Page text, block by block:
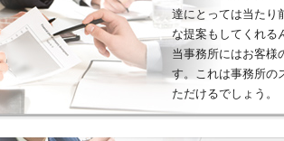
達にとっては当たり
な提案もしてくれる
当事務所にはお客様
す。これは事務所の
ただけるでしょう。